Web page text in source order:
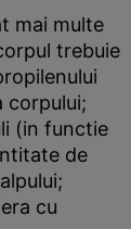
mai multe
trebuie
corpului;
(in functie
de
cu